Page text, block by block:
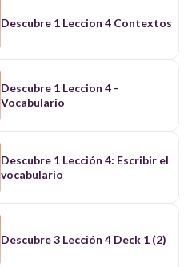
Descubre 1 Leccion 4 Contextos
Descubre 1 Leccion 4 -
Vocabulario
Descubre 1 Lección 4: Escribir el
vocabulario
Descubre 3 Lección 4 Deck 1 (2)